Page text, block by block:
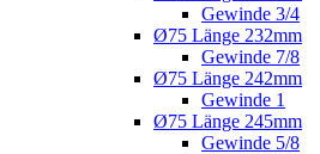
Gewinde 3/4
Ø75 Länge 232mm
Gewinde 7/8
Ø75 Länge 242mm
Gewinde 1
Ø75 Länge 245mm
Gewinde 5/8